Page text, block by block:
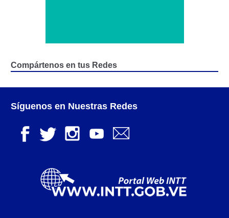
Registro Original de Licencia para Conducir Tercer
Automatizado).
Licencia para Conducir – Servicio Frecuente
Marco Jurídico
Compártenos en tus Redes
Síguenos en Nuestras Redes